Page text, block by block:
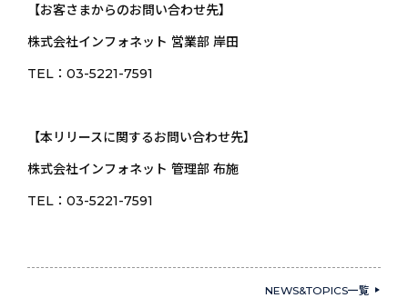
【お客さまからのお問い合わせ先】
株式会社インフォネット 営業部 岸田
TEL：03-5221-7591
【本リリースに関するお問い合わせ先】
株式会社インフォネット 管理部 布施
TEL：03-5221-7591
NEWS&TOPICS一覧